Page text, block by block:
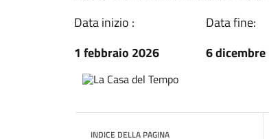
Data inizio :
1 febbraio 2026
Data fine:
6
INDICE DELLA PAGINA